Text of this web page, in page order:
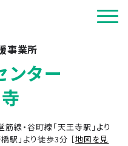
事業所
ンター
線・谷町線「天王寺駅」より
駅」より徒歩3分 ［地図を見